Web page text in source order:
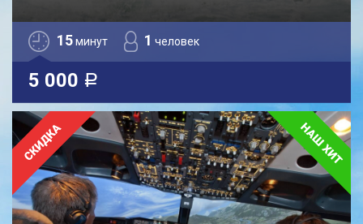
15минут 1 человек
5 000 a